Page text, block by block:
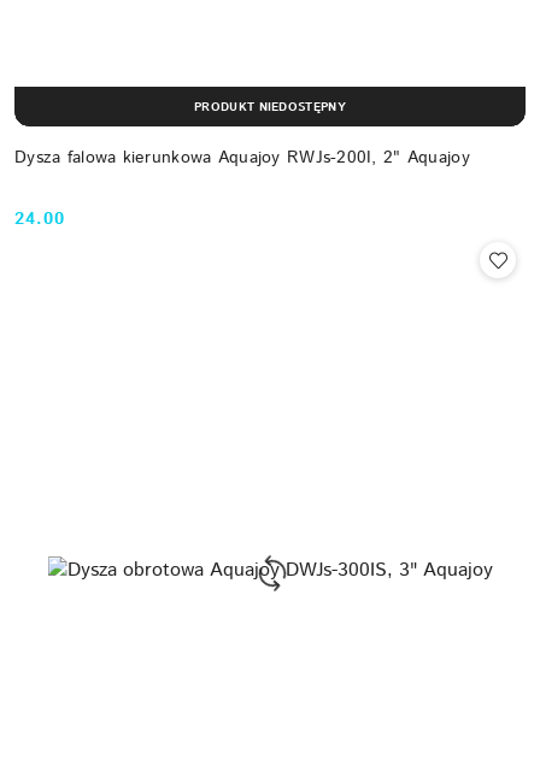
Dysza falowa kierunkowa Aquajoy RWJs-200I, 2" Aquajoy
Cena:
24.00
PRODUKT NIEDOSTĘPNY